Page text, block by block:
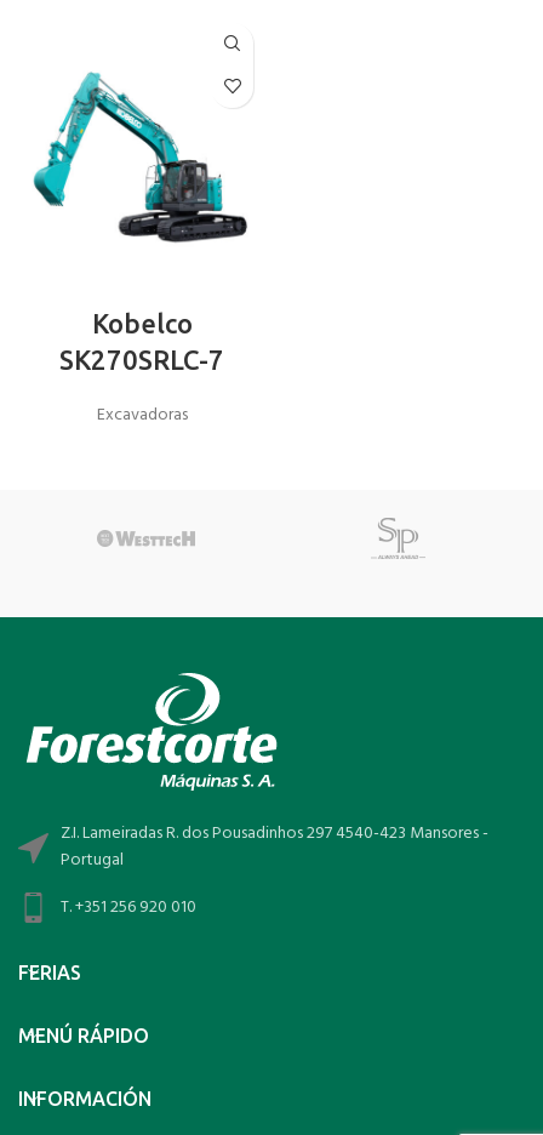
Kobelco
SK270SRLC-7
Excavadoras
Z.I. Lameiradas R. dos Pousadinhos 297 4540-423 Mansores -
Portugal
T. +351 256 920 010
FERIAS
MENÚ RÁPIDO
INFORMACIÓN